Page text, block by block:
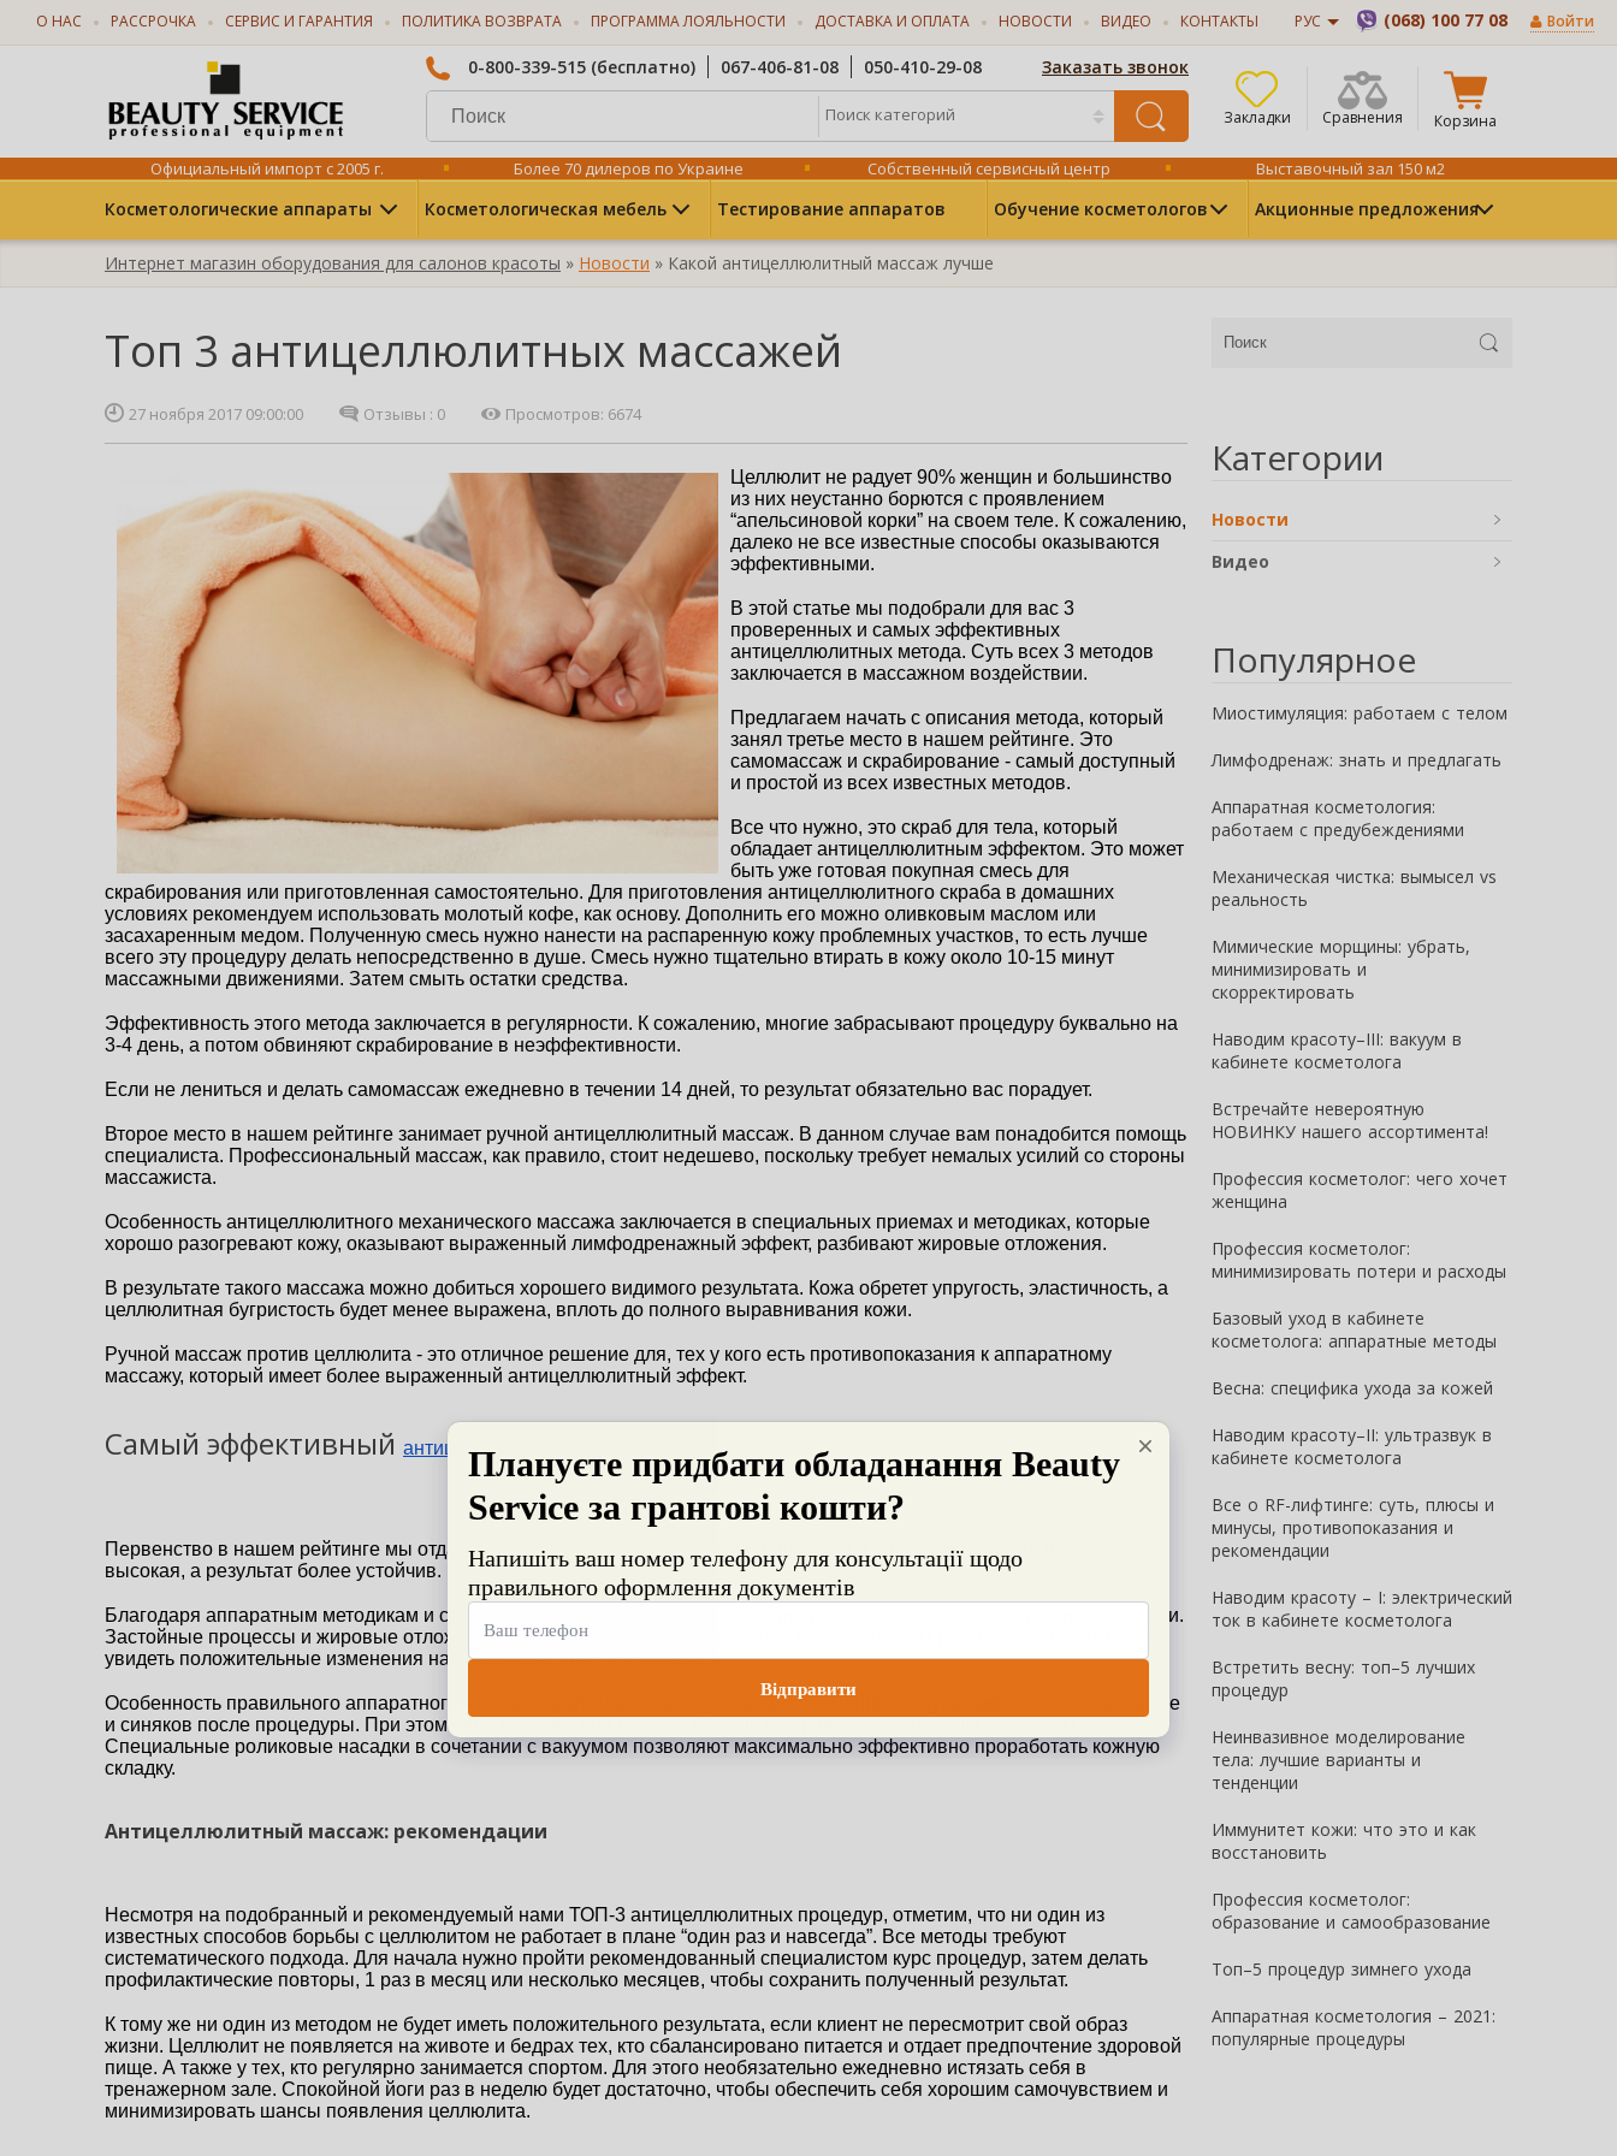
О НАС РАССРОЧКА СЕРВИС И ГАРАНТИЯ ПОЛИТИКА ВОЗВРАТА ПРОГРАММА ЛОЯЛЬНОСТИ ДОСТАВКА И ОПЛАТА НОВОСТИ ВИДЕО КОНТАКТЫ РУС (068) 100 77 08 Войти
0-800-339-515 (бесплатно) 067-406-81-08 050-410-29-08 Заказать звонок
Поиск категорий Закладки Сравнения Корзина
Официальный импорт с 2005 г. Более 70 дилеров по Украине Собственный сервисный центр Выставочный зал 150 м2
Косметологические аппараты Косметологическая мебель Тестирование аппаратов Обучение косметологов Акционные предложения
Интернет магазин оборудования для салонов красоты » Новости » Какой антицеллюлитный массаж лучше
Категории
Новости
Видео
Популярное
Миостимуляция: работаем с телом
Лимфодренаж: знать и предлагать
Аппаратная косметология:
работаем с предубеждениями
Механическая чистка: вымысел vs
реальность
Мимические морщины: убрать,
минимизировать и
скорректировать
Наводим красоту–III: вакуум в
кабинете косметолога
Встречайте невероятную
НОВИНКУ нашего ассортимента!
Профессия косметолог: чего хочет
женщина
Профессия косметолог:
минимизировать потери и расходы
Базовый уход в кабинете
косметолога: аппаратные методы
Весна: специфика ухода за кожей
Наводим красоту–II: ультразвук в
кабинете косметолога
Все о RF-лифтинге: суть, плюсы и
минусы, противопоказания и
рекомендации
Наводим красоту – I: электрический
ток в кабинете косметолога
Встретить весну: топ–5 лучших
процедур
Неинвазивное моделирование
тела: лучшие варианты и
тенденции
Иммунитет кожи: что это и как
восстановить
Профессия косметолог:
образование и самообразование
Топ–5 процедур зимнего ухода
Аппар​атная косметология – 2021:
популярные процедуры
Топ 3 антицеллюлитных массажей
27 ноября 2017 09:00:00 Отзывы : 0 Просмотров: 6674
Целлюлит не радует 90% женщин и большинство
из них неустанно борются с проявлением
“апельсиновой корки” на своем теле. К сожалению,
далеко не все известные способы оказываются
эффективными.
В этой статье мы подобрали для вас 3
проверенных и самых эффективных
антицеллюлитных метода. Суть всех 3 методов
заключается в массажном воздействии.
Предлагаем начать с описания метода, который
занял третье место в нашем рейтинге. Это
самомассаж и скрабирование - самый доступный
и простой из всех известных методов.
Все что нужно, это скраб для тела, который
обладает антицеллюлитным эффектом. Это может
быть уже готовая покупная смесь для
скрабирования или приготовленная самостоятельно. Для приготовления антицеллюлитного скраба в домашних
условиях рекомендуем использовать молотый кофе, как основу. Дополнить его можно оливковым маслом или
засахаренным медом. Полученную смесь нужно нанести на распаренную кожу проблемных участков, то есть лучше
всего эту процедуру делать непосредственно в душе. Смесь нужно тщательно втирать в кожу около 10-15 минут
массажными движениями. Затем смыть остатки средства.
Эффективность этого метода заключается в регулярности. К сожалению, многие забрасывают процедуру буквально на
3-4 день, а потом обвиняют скрабирование в неэффективности.
Если не лениться и делать самомассаж ежедневно в течении 14 дней, то результат обязательно вас порадует.
Второе место в нашем рейтинге занимает ручной антицеллюлитный массаж. В данном случае вам понадобится помощь
специалиста. Профессиональный массаж, как правило, стоит недешево, поскольку требует немалых усилий со стороны
массажиста.
Особенность антицеллюлитного механического массажа заключается в специальных приемах и методиках, которые
хорошо разогревают кожу, оказывают выраженный лимфодренажный эффект, разбивают жировые отложения.
В результате такого массажа можно добиться хорошего видимого результата. Кожа обретет упругость, эластичность, а
целлюлитная бугристость будет менее выражена, вплоть до полного выравнивания кожи.
Ручной массаж против целлюлита - это отличное решение для, тех у кого есть противопоказания к аппаратному
массажу, который имеет более выраженный антицеллюлитный эффект.
Самый эффективный антицеллюлитный массаж
Первенство в нашем рейтинге мы отдали аппаратному массажу против целлюлита. Его эффективность наиболее
высокая, а результат более устойчив.
Благодаря аппаратным методикам и специальным насадкам для массажа прорабатываются более глубокие слои кожи.
Застойные процессы и жировые отложения быстрее реагируют на внешнее воздействие. В результате клиент может
увидеть положительные изменения на своем теле спустя 2-3 процедуры.
Особенность правильного аппаратного массажа заключается в отсутствии болезненных ощущений клиента в процессе
и синяков после процедуры. При этом сила воздействия гораздо больше по сравнению с ручным массажем.
Специальные роликовые насадки в сочетании с вакуумом позволяют максимально эффективно проработать кожную
складку.
Антицеллюлитный массаж: рекомендации
Несмотря на подобранный и рекомендуемый нами ТОП-3 антицеллюлитных процедур, отметим, что ни один из
известных способов борьбы с целлюлитом не работает в плане “один раз и навсегда”. Все методы требуют
систематического подхода. Для начала нужно пройти рекомендованный специалистом курс процедур, затем делать
профилактические повторы, 1 раз в месяц или несколько месяцев, чтобы сохранить полученный результат.
К тому же ни один из методом не будет иметь положительного результата, если клиент не пересмотрит свой образ
жизни. Целлюлит не появляется на животе и бедрах тех, кто сбалансировано питается и отдает предпочтение здоровой
пище. А также у тех, кто регулярно занимается спортом. Для этого необязательно ежедневно истязать себя в
тренажерном зале. Спокойной йоги раз в неделю будет достаточно, чтобы обеспечить себя хорошим самочувствием и
минимизировать шансы появления целлюлита.